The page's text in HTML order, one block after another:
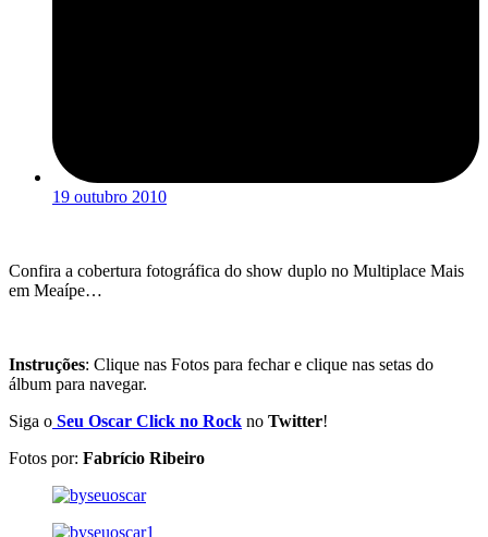
19 outubro 2010
Confira a cobertura fotográfica do show duplo no Multiplace Mais
em Meaípe…
Instruções: Clique nas Fotos para fechar e clique nas setas do
álbum para navegar.
Siga o Seu Oscar Click no Rock no Twitter!
Fotos por: Fabrício Ribeiro